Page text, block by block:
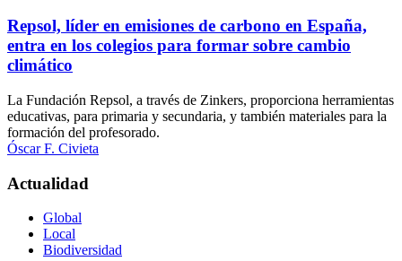
Repsol, líder en emisiones de carbono en España,
entra en los colegios para formar sobre cambio
climático
La Fundación Repsol, a través de Zinkers, proporciona herramientas
educativas, para primaria y secundaria, y también materiales para la
formación del profesorado.
Óscar F. Civieta
Actualidad
Global
Local
Biodiversidad